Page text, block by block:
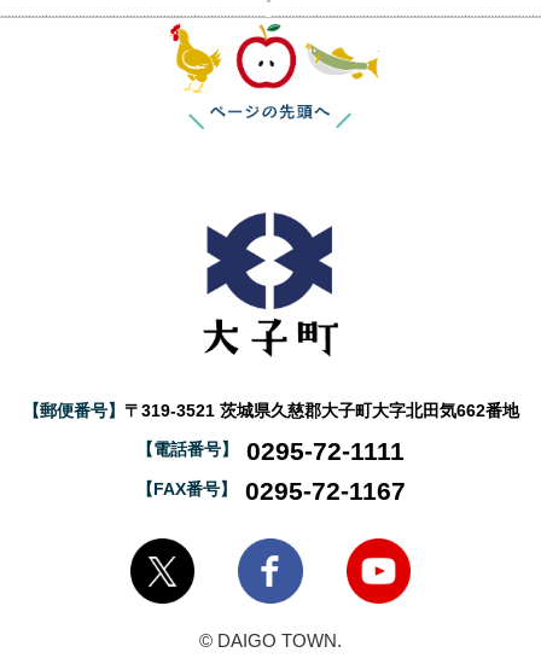
【郵便番号】 〒319-3521 茨城県久慈郡大子町大字北田気662番地
【電話番号】 0295-72-1111
【FAX番号】 0295-72-1167
大子町Twitter 大子町Facebook
© DAIGO TOWN.